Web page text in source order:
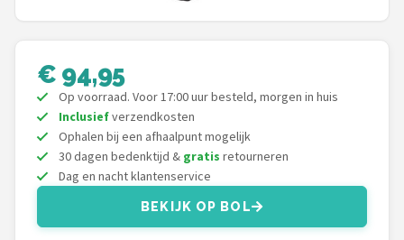
Volare
ABUS
AXA
New Looxs
BBB Cycling
€ 94,95
Op voorraad. Voor 17:00 uur besteld, morgen in huis
Inclusiefverzendkosten
Ophalen bij een afhaalpunt mogelijk
30 dagen bedenktijd & gratis retourneren
Dag en nacht klantenservice
BEKIJK OP BOL